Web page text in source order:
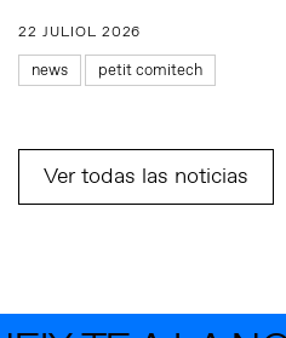
22 JULIOL 2026
news petit comitech
Ver todas las noticias